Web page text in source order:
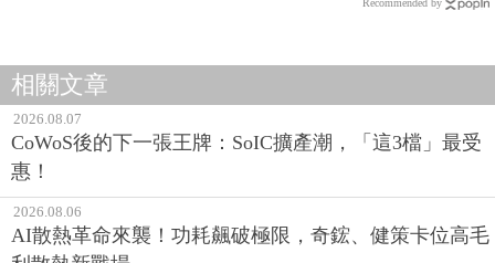
Recommended by
相關文章
2026.08.07
CoWoS後的下一張王牌：SoIC擴產潮，「這3檔」最受
惠！
2026.08.06
AI散熱革命來襲！功耗飆破極限，奇鋐、健策卡位高毛